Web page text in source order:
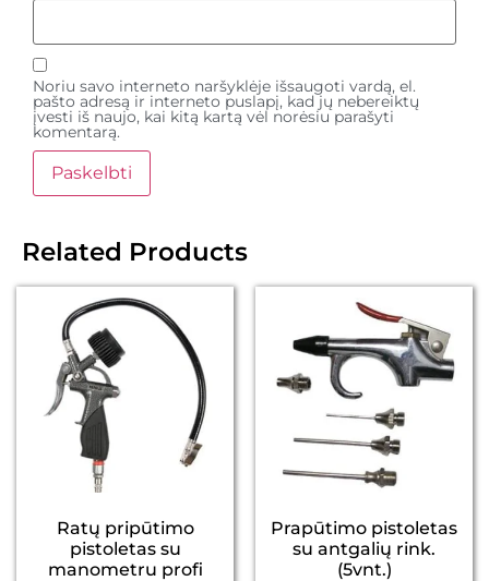
Noriu savo interneto naršyklėje išsaugoti vardą, el.
pašto adresą ir interneto puslapį, kad jų nebereiktų
įvesti iš naujo, kai kitą kartą vėl norėsiu parašyti
komentarą.
Related Products
Ratų pripūtimo
pistoletas su
manometru profi
Prapūtimo pistoletas
su antgalių rink.
(5vnt.)